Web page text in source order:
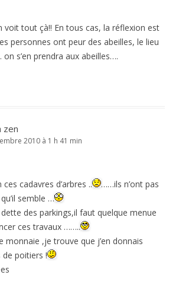
voit tout çà!! En tous cas, la réflexion est
personnes ont peur des abeilles, le lieu
s’en prendra aux abeilles….
zen
2010 à 1 h 41 min
cadavres d’arbres ..
……ils n’ont pas
semble …
des parkings,il faut quelque menue
ces travaux ……..
monnaie ,je trouve que j’en donnais
de poitiers !